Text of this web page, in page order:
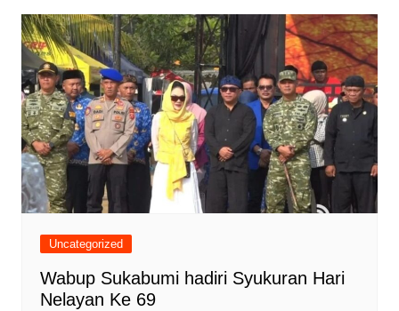
Uncategorized
Wabup Sukabumi hadiri Syukuran Hari
Nelayan Ke 69